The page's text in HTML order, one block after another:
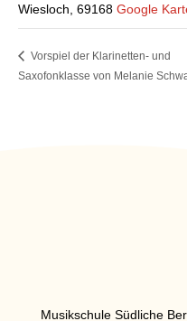
Wiesloch 69168 Google
Vorspiel der Klarinetten- und
Saxofonklasse von Melanie
Musikschule Südliche